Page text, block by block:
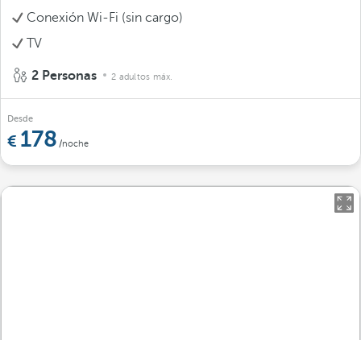
Conexión Wi-Fi (sin cargo)
TV
2 Personas 2 adultos máx.
Desde
178 /noche